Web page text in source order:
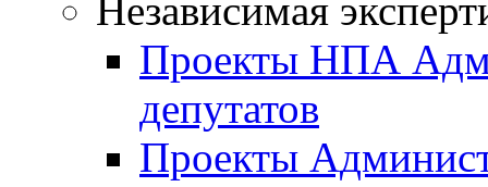
Независимая
Проекты НПА
депутатов
Проекты